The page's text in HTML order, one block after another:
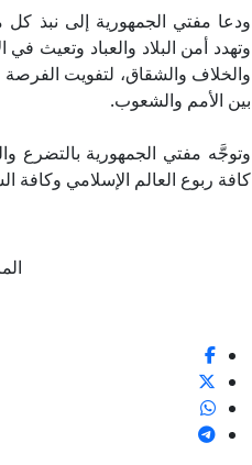
ودعا مفتي الجمهورية إلى نبذ كل
وتهدد أمن البلاد والعباد وتعيث في
والخلاف والشقاق، لتفويت الفرصة
بين الأمم والشعوب.
وتوجَّه مفتي الجمهورية بالتضرع
كافة ربوع العالم الإسلامي وكافة